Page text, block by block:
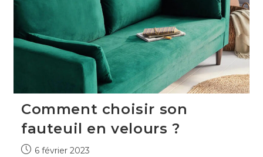
Comment choisir son
fauteuil en velours ?
Publication
6 février 2023